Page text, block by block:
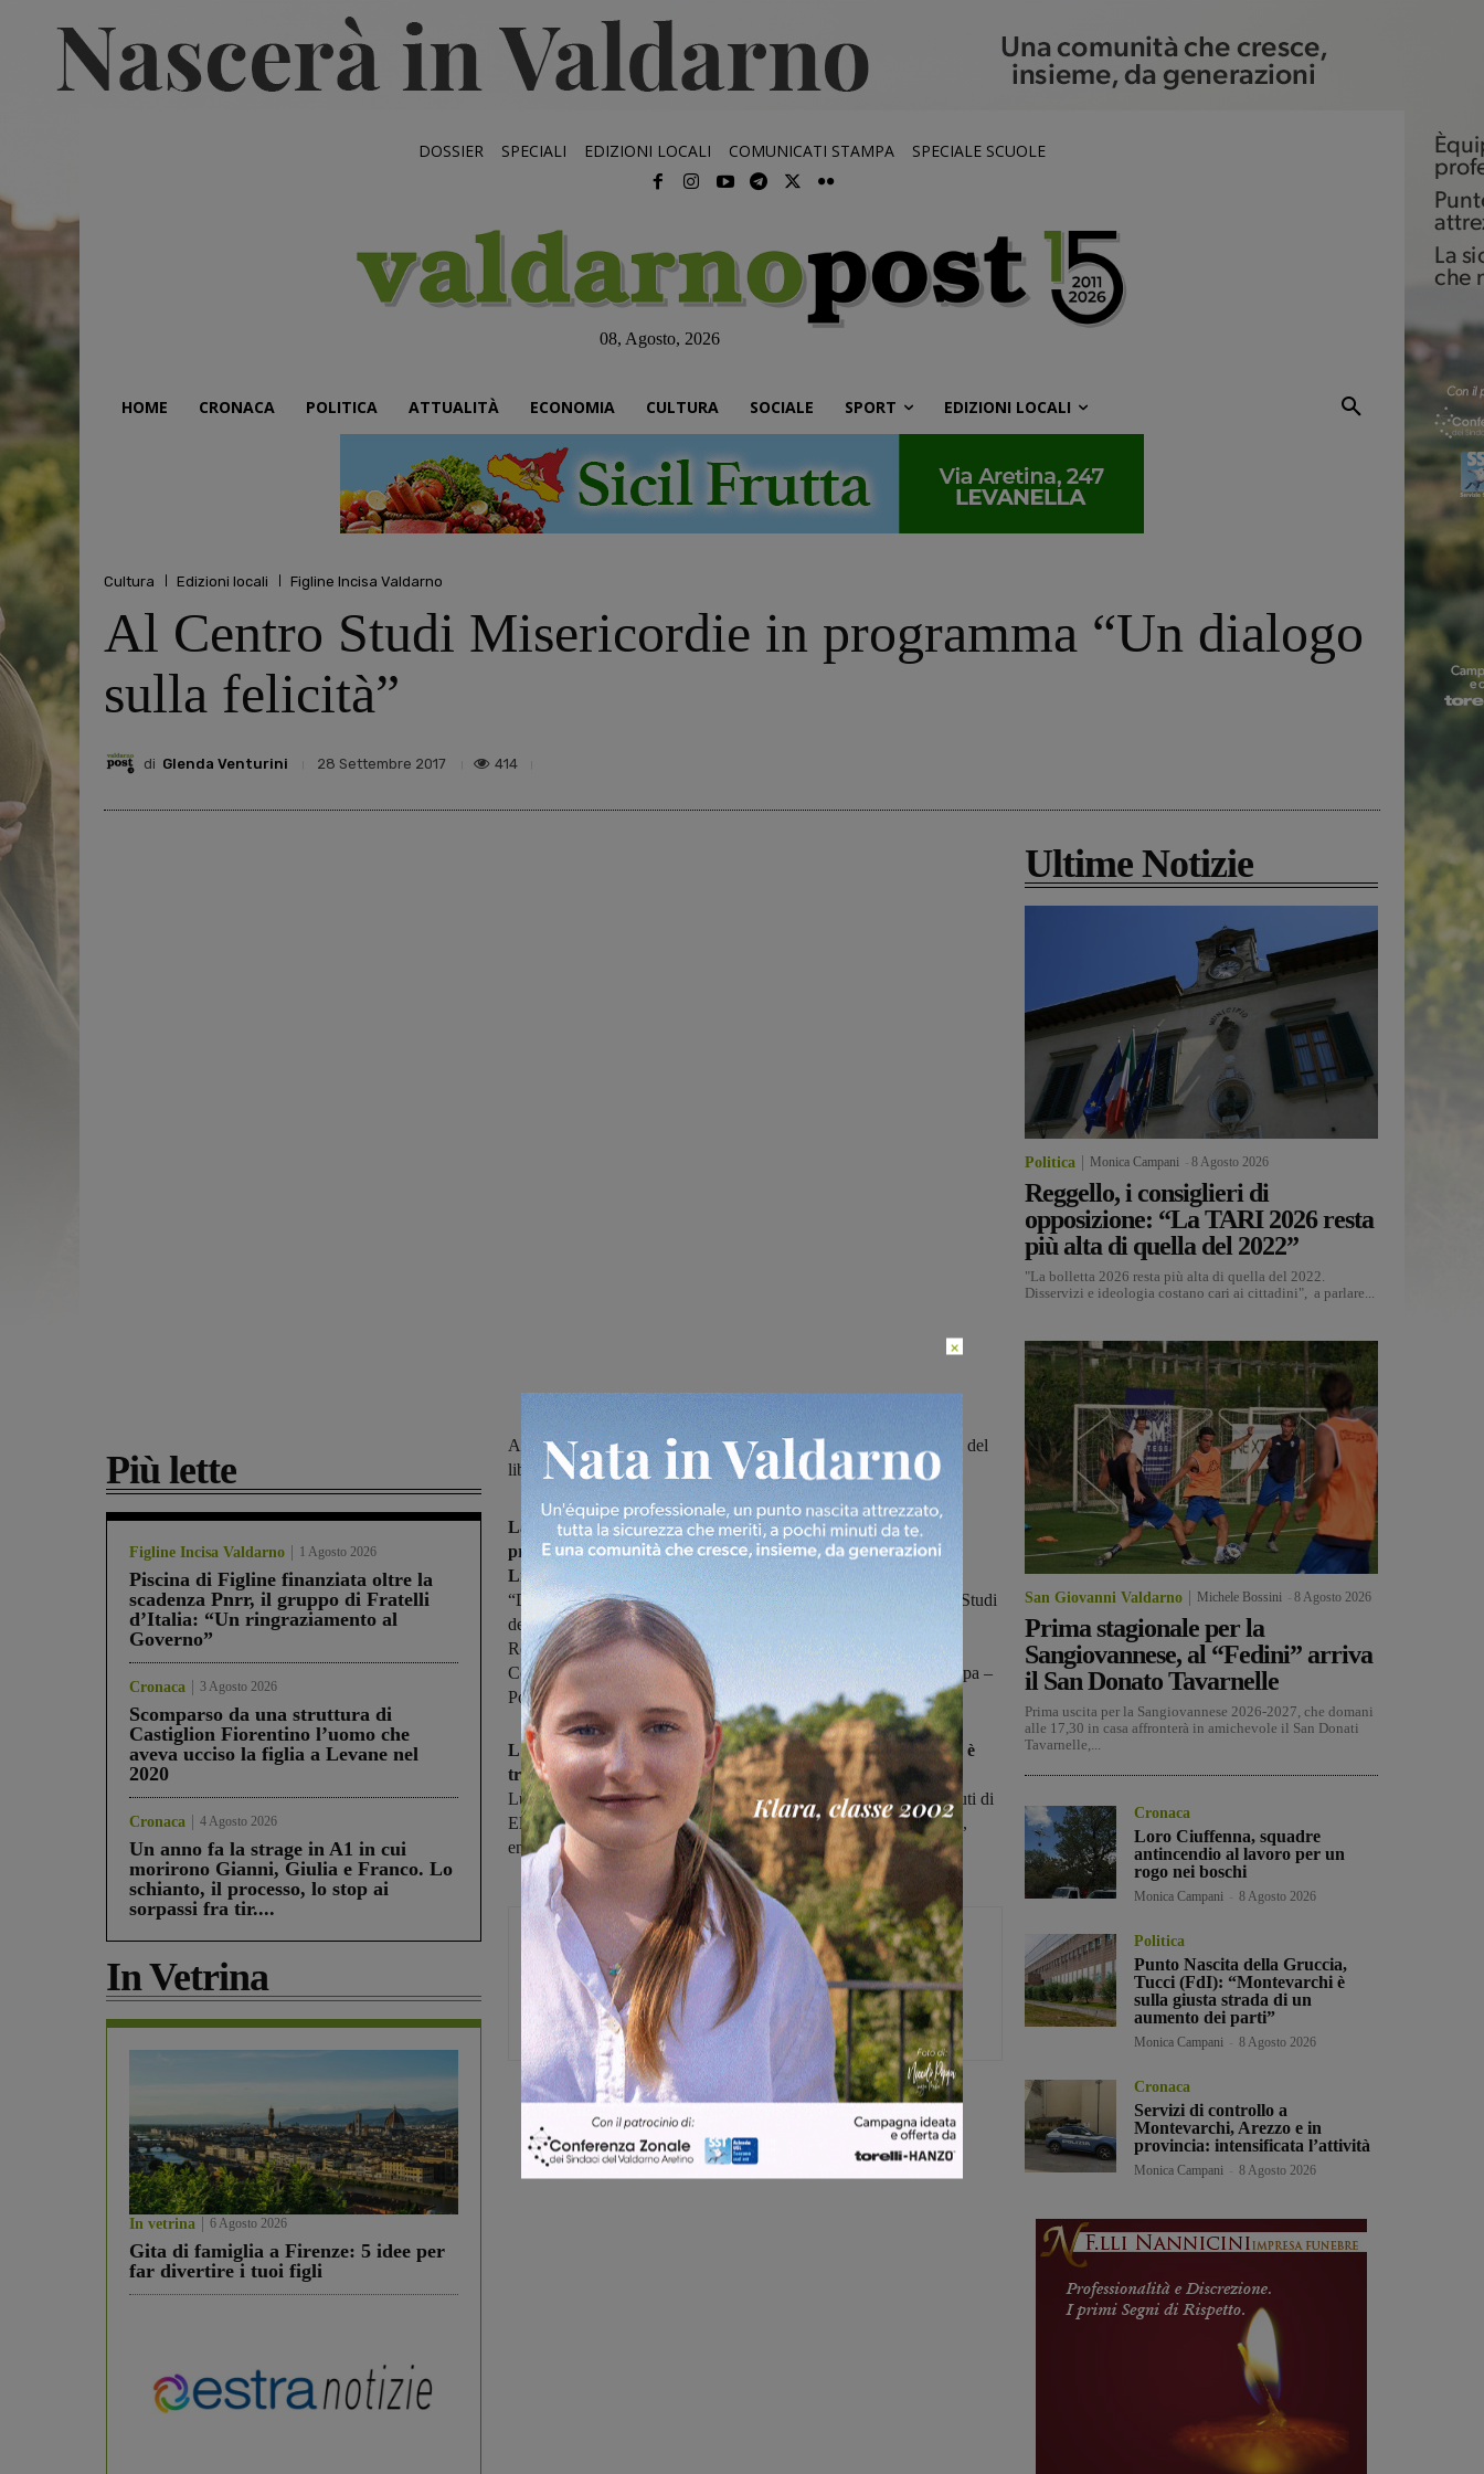
DOSSIER SPECIALI EDIZIONI LOCALI COMUNICATI STAMPA SPECIALE SCUOLE
08, Agosto, 2026
HOME CRONACA POLITICA ATTUALITÀ ECONOMIA CULTURA SOCIALE SPORT EDIZIONI LOCALI
Cultura Edizioni locali Figline Incisa Valdarno
Al Centro Studi Misericordie in programma “Un dialogo
sulla felicità”
di Glenda Venturini 28 Settembre 2017 414
Più lette
Figline Incisa Valdarno 1 Agosto 2026
Piscina di Figline finanziata oltre la
scadenza Pnrr, il gruppo di Fratelli
d’Italia: “Un ringraziamento al
Governo”
Cronaca 3 Agosto 2026
Scomparso da una struttura di
Castiglion Fiorentino l’uomo che
aveva ucciso la figlia a Levane nel
2020
Cronaca 4 Agosto 2026
Un anno fa la strage in A1 in cui
morirono Gianni, Giulia e Franco. Lo
schianto, il processo, lo stop ai
sorpassi fra tir....
In Vetrina
In vetrina 6 Agosto 2026
Gita di famiglia a Firenze: 5 idee per
far divertire i tuoi figli
Appuntamento venerdì 29 settembre dalle 21 per la presentazione del
libro “La Felicità è troppo poco” di Luigino Bruni
La felicità al centro di un convegno e di un confronto in
programma venerdì prossimo, 29 settembre, alle 21 al Polo
Lionello Bonfanti del Burchio , nel comune di Figline e Incisa.
“Dialogo sulla felicità” è il titolo dell'iniziativa, a cura del Centro Studi
delle Misericordie d'Italia “Alfredo Merlini” – Accademia della
Reciprocità e del Dono, costituito grazie al partenariato tra
Confederazione Nazionale delle Misericordie d'Italia ed E di C. Spa –
Polo Lionello Bonfanti.
L'iniziativa sarà occasione per presentare il libro “La Felicità è
troppo poco. Note a margine del capitalismo”dell'economista
Luigino Bruni. Oltre all'intervento dell'autore ci saranno i contributi di
Elena Pulcini, filosofia sociale, e dell'economista Nicolò Bellanca,
entrambi dell'Università di Firenze.
Glenda Venturini
Capo redattore
Share
Ultime Notizie
Politica Monica Campani 8 Agosto 2026
Reggello, i consiglieri di
opposizione: “La TARI 2026 resta
più alta di quella del 2022”
"La bolletta 2026 resta più alta di quella del 2022.
Disservizi e ideologia costano cari ai cittadini", a parlare...
San Giovanni Valdarno Michele Bossini 8 Agosto 2026
Prima stagionale per la
Sangiovannese, al “Fedini” arriva
il San Donato Tavarnelle
Prima uscita per la Sangiovannese 2026-2027, che domani
alle 17,30 in casa affronterà in amichevole il San Donati
Tavarnelle,...
Cronaca
Loro Ciuffenna, squadre
antincendio al lavoro per un
rogo nei boschi
Monica Campani 8 Agosto 2026
Politica
Punto Nascita della Gruccia,
Tucci (FdI): “Montevarchi è
sulla giusta strada di un
aumento dei parti”
Monica Campani 8 Agosto 2026
Cronaca
Servizi di controllo a
Montevarchi, Arezzo e in
provincia: intensificata l’attività
Monica Campani 8 Agosto 2026
×